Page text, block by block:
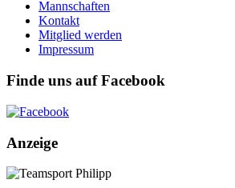
Mannschaften
Kontakt
Mitglied werden
Impressum
Finde uns auf Facebook
Anzeige